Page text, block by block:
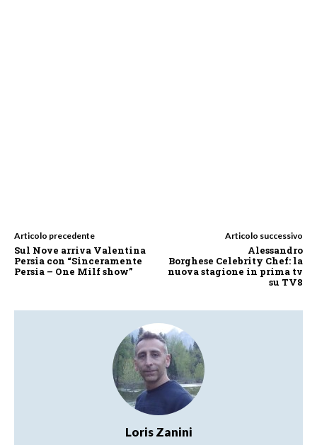
Articolo precedente
Sul Nove arriva Valentina
Persia con “Sinceramente
Persia – One Milf show”
Articolo successivo
Alessandro
Borghese Celebrity Chef: la
nuova stagione in prima tv
su TV8
Loris Zanini